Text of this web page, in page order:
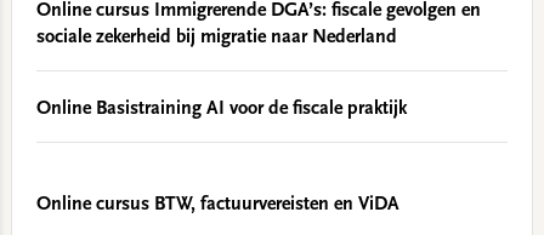
Online cursus Immigrerende DGA’s: fiscale gevolgen en
sociale zekerheid bij migratie naar Nederland
Online Basistraining AI voor de fiscale praktijk
Online cursus BTW, factuurvereisten en ViDA